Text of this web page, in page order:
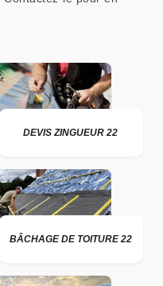
DEVIS ZINGUEUR 22
BÂCHAGE DE TOITURE 22